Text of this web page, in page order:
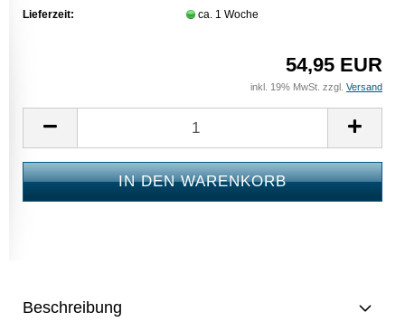
Lieferzeit: ca. 1 Woche
54,95 EUR
inkl. 19% MwSt. zzgl. Versand
Beschreibung